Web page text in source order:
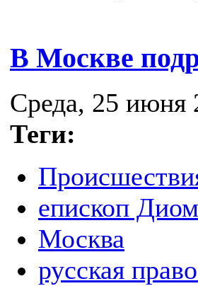
В Москве
Среда, 25 июня
Теги:
епископ
Москва
русская